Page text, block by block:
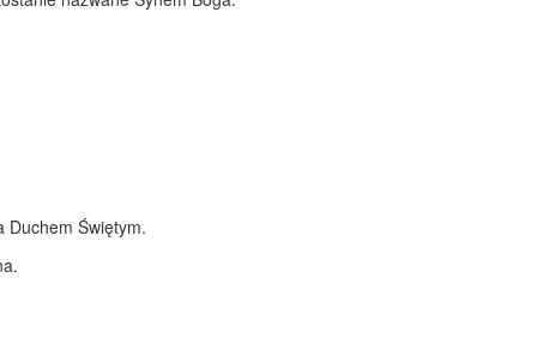
Duchem Świętym.